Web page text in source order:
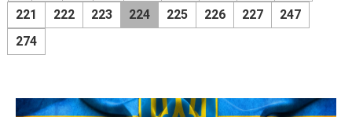
221
222 223 224 225 226 227
247
274